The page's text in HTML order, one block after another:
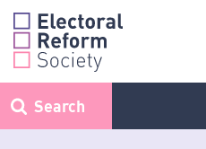
Skip
content
Search